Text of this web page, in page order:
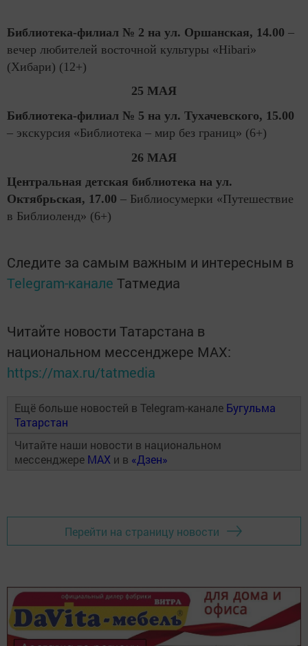
Библиотека-филиал № 2 на ул. Оршанская, 14.00 –
вечер любителей восточной культуры «Hibari»
(Хибари) (12+)
25 МАЯ
Библиотека-филиал № 5 на ул. Тухачевского, 15.00
– экскурсия «Библиотека – мир без границ» (6+)
26 МАЯ
Центральная детская библиотека на ул.
Октябрьская, 17.00 – Библиосумерки «Путешествие
в Библиоленд» (6+)
Следите за самым важным и интересным в
Telegram-канале Татмедиа
Читайте новости Татарстана в
национальном мессенджере MАХ:
https://max.ru/tatmedia
Ещё больше новостей в Telegram-канале Бугульма
Татарстан
Читайте наши новости в национальном
мессенджере MAX и в «Дзен»
Перейти на страницу новости